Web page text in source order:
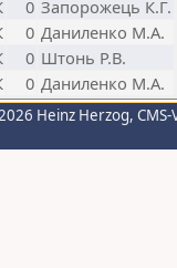
0 Запорожець К.Г.
0 Даниленко М.А.
0 Штонь Р.В.
0 Даниленко М.А.
Heinz Herzog,